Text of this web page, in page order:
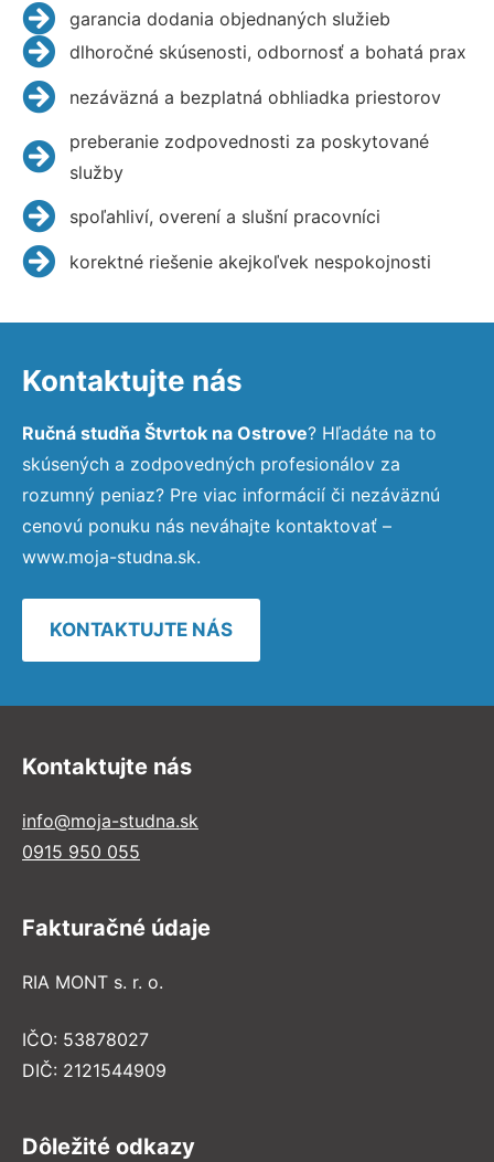
garancia dodania objednaných služieb
dlhoročné skúsenosti, odbornosť a bohatá prax
nezáväzná a bezplatná obhliadka priestorov
preberanie zodpovednosti za poskytované
služby
spoľahliví, overení a slušní pracovníci
korektné riešenie akejkoľvek nespokojnosti
Kontaktujte nás
Ručná studňa Štvrtok na Ostrove? Hľadáte na to
skúsených a zodpovedných profesionálov za
rozumný peniaz? Pre viac informácií či nezáväznú
cenovú ponuku nás neváhajte kontaktovať –
www.moja-studna.sk.
KONTAKTUJTE NÁS
Kontaktujte nás
info@moja-studna.sk
0915 950 055
Fakturačné údaje
RIA MONT s. r. o.
IČO: 53878027
DIČ: 2121544909
Dôležité odkazy